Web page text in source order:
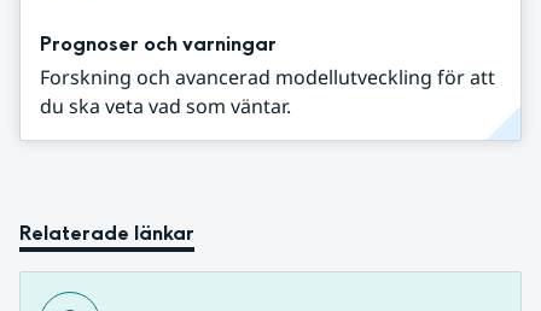
Prognoser och varningar
Forskning och avancerad modellutveckling för att
du ska veta vad som väntar.
Relaterade länkar